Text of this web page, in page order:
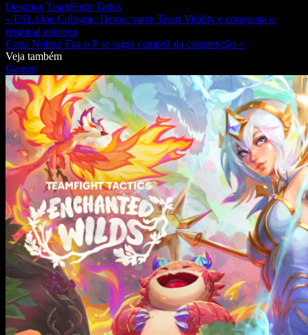
Destinos TeamFight Tatics
« ESL One Cologne: Heroic varre Team Vitality e conquista o
regional europeu
Copa Nobru: Faz o P se sagra campeã da competição »
Veja também
Games